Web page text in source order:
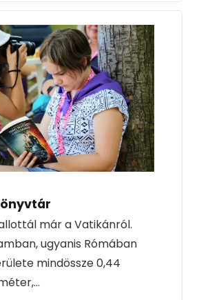
már a Vatikánról.
ugyanis Rómában
mindössze 0,44